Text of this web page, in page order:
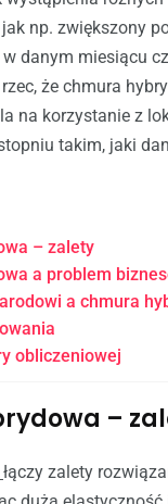
np. zwiększony
danym miesiącu
że chmura
na korzystanie z
takim, jaki
– zalety
a problem
a chmura
obliczeniowej
–
łączy zalety